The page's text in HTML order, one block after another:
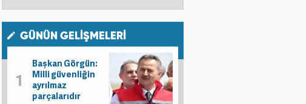
GÜNÜN GELİŞMELERİ
Başkan Görgün:
Milli güvenliğin
ayrılmaz
parçalarıdır